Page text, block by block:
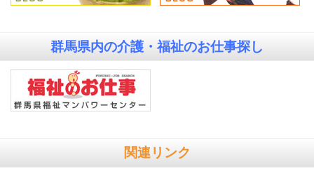
群馬県内の介護・福祉のお仕事探し
関連リンク